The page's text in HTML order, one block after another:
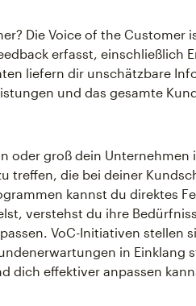
Die Voice of the Customer
erfasst, einschließlich
liefern dir unschätzbare
und das gesamte
oder groß dein Unternehmen
treffen, die bei deiner
kannst du direktes
verstehst du ihre
VoC-Initiativen stellen
in Einklang
dich effektiver anpassen